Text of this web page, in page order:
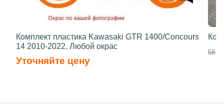
Комплект пластика Kawasaki GTR 1400/Concours
14 2010-2022. Любой окрас
Уточняйте цену
58